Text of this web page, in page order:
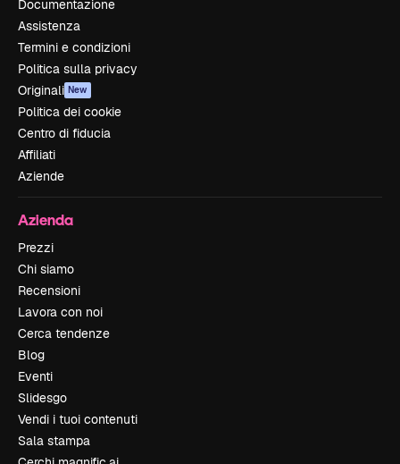
Documentazione
Assistenza
Termini e condizioni
Politica sulla privacy
Originali New
Politica dei cookie
Centro di fiducia
Affiliati
Aziende
Azienda
Prezzi
Chi siamo
Recensioni
Lavora con noi
Cerca tendenze
Blog
Eventi
Slidesgo
Vendi i tuoi contenuti
Sala stampa